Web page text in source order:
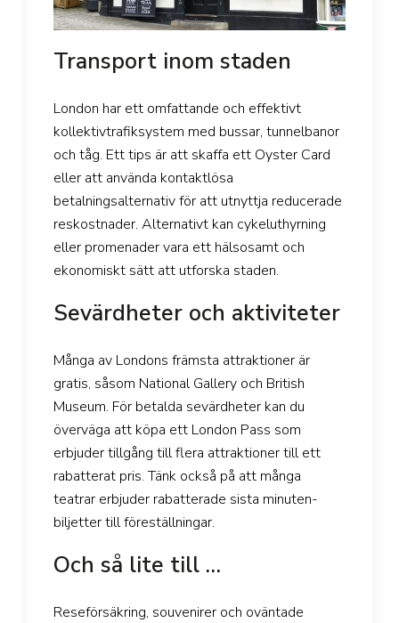
Transport inom staden
London har ett omfattande och effektivt
kollektivtrafiksystem med bussar, tunnelbanor
och tåg. Ett tips är att skaffa ett Oyster Card
eller att använda kontaktlösa
betalningsalternativ för att utnyttja reducerade
reskostnader. Alternativt kan cykeluthyrning
eller promenader vara ett hälsosamt och
ekonomiskt sätt att utforska staden.
Sevärdheter och aktiviteter
Många av Londons främsta attraktioner är
gratis, såsom National Gallery och British
Museum. För betalda sevärdheter kan du
överväga att köpa ett London Pass som
erbjuder tillgång till flera attraktioner till ett
rabatterat pris. Tänk också på att många
teatrar erbjuder rabatterade sista minuten-
biljetter till föreställningar.
Och så lite till …
Reseförsäkring, souvenirer och oväntade